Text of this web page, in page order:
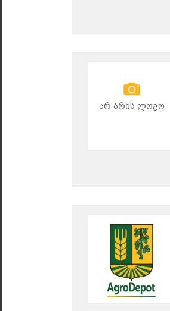
არ არის ლოგო